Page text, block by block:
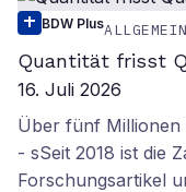
BDW PlusALLGEMEIN
Quantität frisst
16. Juli 2026
Über fünf
- sSeit 2018 ist die
Forschungsartikel